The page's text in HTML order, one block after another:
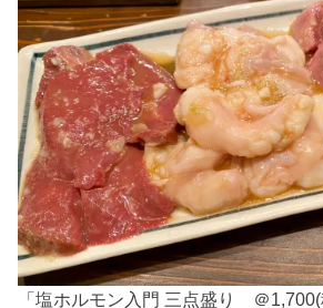
「塩ホルモン入門 三点盛り ＠1,700(